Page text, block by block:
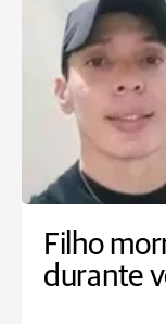
Filho
durante